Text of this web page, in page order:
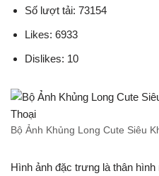
Số lượt tải: 73154
Likes: 6933
Dislikes: 10
Bộ Ảnh Khủng Long Cute Siêu
Hình ảnh đặc trưng là thân